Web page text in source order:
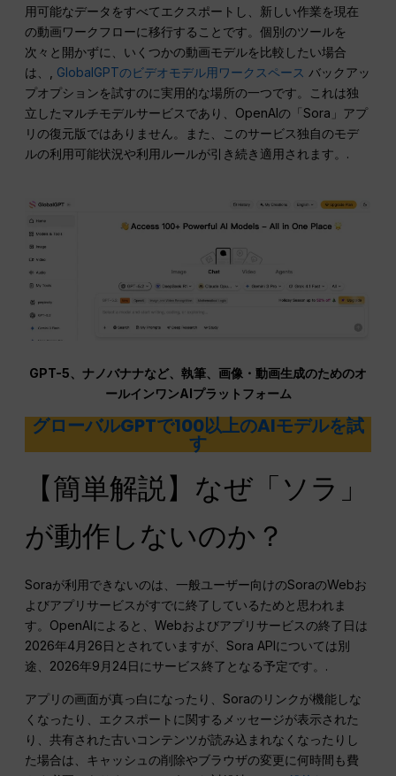
用可能なデータをすべてエクスポートし、新しい作業を現在
の動画ワークフローに移行することです。個別のツールを
次々と開かずに、いくつかの動画モデルを比較したい場合
は、, GlobalGPTのビデオモデル用ワークスペース バックアッ
プオプションを試すのに実用的な場所の一つです。これは独
立したマルチモデルサービスであり、OpenAIの「Sora」アプ
リの復元版ではありません。また、このサービス独自のモデ
ルの利用可能状況や利用ルールが引き続き適用されます。.
GPT-5、ナノバナナなど、執筆、画像・動画生成のためのオ
ールインワンAIプラットフォーム
グローバルGPTで100以上のAIモデルを試
す
【簡単解説】なぜ「ソラ」
が動作しないのか？
Soraが利用できないのは、一般ユーザー向けのSoraのWebお
よびアプリサービスがすでに終了しているためと思われま
す。OpenAIによると、Webおよびアプリサービスの終了日は
2026年4月26日とされていますが、Sora APIについては別
途、2026年9月24日にサービス終了となる予定です。.
アプリの画面が真っ白になったり、Soraのリンクが機能しな
くなったり、エクスポートに関するメッセージが表示された
り、共有された古いコンテンツが読み込まれなくなったりし
た場合は、キャッシュの削除やブラウザの変更に何時間も費